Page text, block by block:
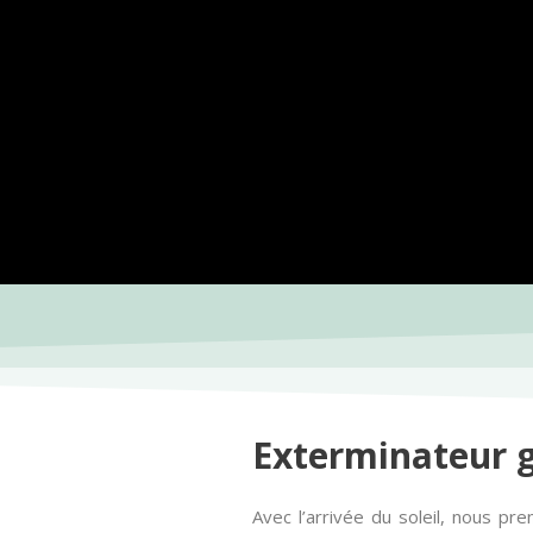
Exterminateur
Avec l’arrivée du soleil, nous